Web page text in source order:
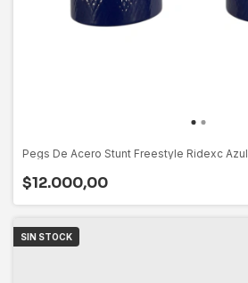
Pegs De Acero Stunt Freestyle Ridexc Azul
$12.000,00
SIN STOCK